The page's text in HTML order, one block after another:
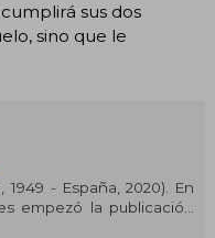
sus dos
sino que le
1949 - España, 2020). En
empezó la publicación
novela Un viejo que